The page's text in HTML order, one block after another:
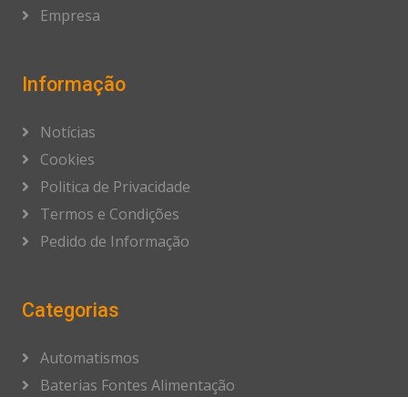
Empresa
Informação
Notícias
Cookies
Politica de Privacidade
Termos e Condições
Pedido de Informação
Categorias
Automatismos
Baterias Fontes Alimentação